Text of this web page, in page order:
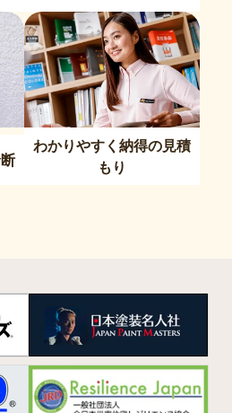
わかりやすく納得の見積
もり